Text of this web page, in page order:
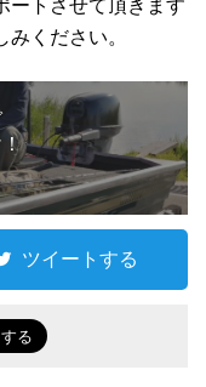
ください。
ツイートする